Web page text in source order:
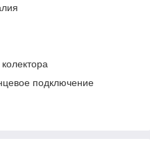
подключение